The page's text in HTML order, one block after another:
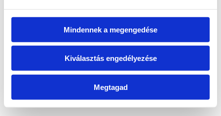
Mindennek a megengedése
Kiválasztás engedélyezése
Megtagad